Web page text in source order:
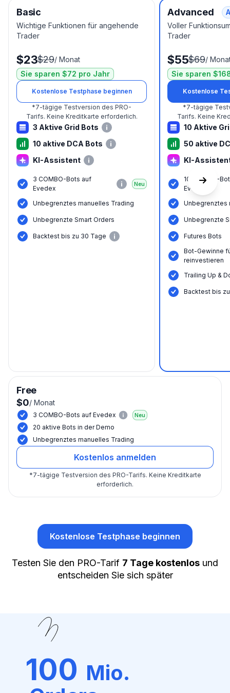
Basic
Wichtige Funktionen für angehende
Trader
$23$29/ Monat
Sie sparen $72 pro Jahr
Kostenlose Testphase beginnen
*7-tägige Testversion des PRO-
Tarifs. Keine Kreditkarte erforderlich.
3 Aktive Grid Bots
10 aktive DCA Bots
KI-Assistent
3 COMBO-Bots auf
Evedex
Neu
Unbegrenztes manuelles Trading
Unbegrenzte Smart Orders
Backtest bis zu 30 Tage
Advanced
Voller
Trader
$55$69/
Sie sparen
Kostenlose
*7-tägige
Tarifs. Keine
10 Aktive
50 aktive
KI-
10 COMBO-
Evedex
Unbegrenztes
Unbegrenzte
Futures Bots
Bot-Gewinne
reinvestieren
Trailing Up &
Backtest bis
Free
$0/ Monat
3 COMBO-Bots auf Evedex Neu
20 aktive Bots in der Demo
Unbegrenztes manuelles Trading
Kostenlos anmelden
*7-tägige Testversion des PRO-Tarifs. Keine Kreditkarte
erforderlich.
Kostenlose Testphase beginnen
Testen Sie den PRO-Tarif 7 Tage kostenlos und
entscheiden Sie sich später
100 Mio.